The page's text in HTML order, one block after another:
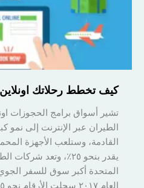
كيف تخطط رحلاتك
تشير أسواق برامج الحجوزات
الطيران عبر الإنترنت إلى
القادمة، وستلعب الأجهزة
يقدر بنحو ٢٥٪، وتعد
المتحدة أكبر سوق للسفر
العام ٢٠١٧ سجلت الأرقام نحو ٦٥٪ من حجوزات الفنادق